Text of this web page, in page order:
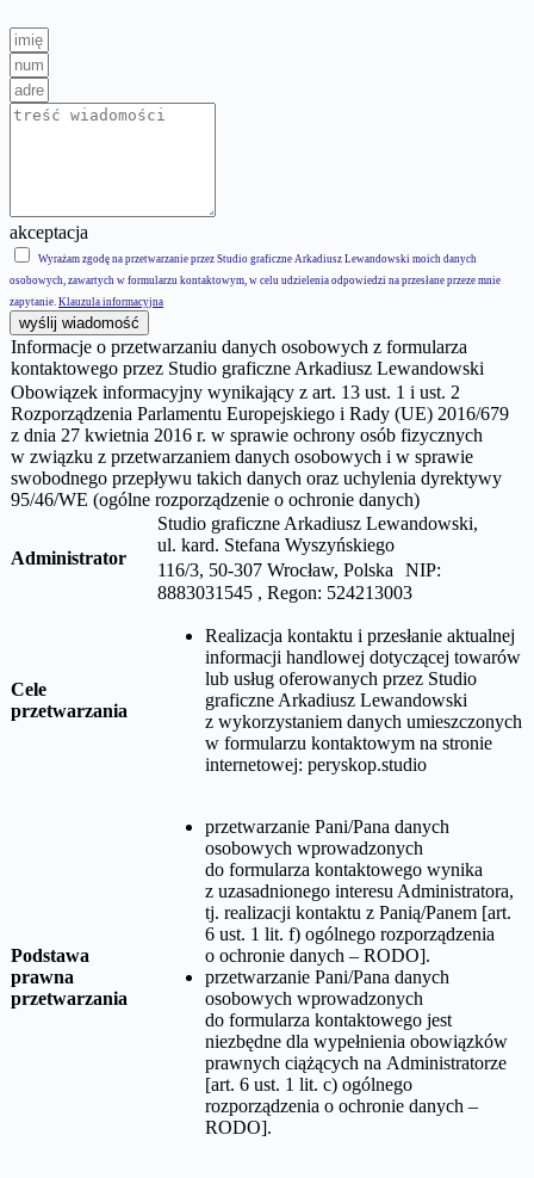
akceptacja
Wyrażam zgodę na przetwarzanie przez Studio graficzne Arkadiusz Lewandowski moich danych
osobowych, zawartych w formularzu kontaktowym, w celu udzielenia odpowiedzi na przesłane przeze mnie
zapytanie. Klauzula informacyjna
wyślij wiadomość
Informacje o przetwarzaniu danych osobowych z formularza
kontaktowego przez Studio graficzne Arkadiusz Lewandowski
Obowiązek informacyjny wynikający z art. 13 ust. 1 i ust. 2
Rozporządzenia Parlamentu Europejskiego i Rady (UE) 2016/679
z dnia 27 kwietnia 2016 r. w sprawie ochrony osób fizycznych
w związku z przetwarzaniem danych osobowych i w sprawie
swobodnego przepływu takich danych oraz uchylenia dyrektywy
95/46/WE (ogólne rozporządzenie o ochronie danych)
Administrator
Studio graficzne Arkadiusz Lewandowski,
ul. kard. Stefana Wyszyńskiego
116/3, 50-307 Wrocław, Polska NIP:
8883031545 , Regon: 524213003
Cele
przetwarzania
Realizacja kontaktu i przesłanie aktualnej
informacji handlowej dotyczącej towarów
lub usług oferowanych przez Studio
graficzne Arkadiusz Lewandowski
z wykorzystaniem danych umieszczonych
w formularzu kontaktowym na stronie
internetowej: peryskop.studio
Podstawa
prawna
przetwarzania
przetwarzanie Pani/Pana danych
osobowych wprowadzonych
do formularza kontaktowego wynika
z uzasadnionego interesu Administratora,
tj. realizacji kontaktu z Panią/Panem [art.
6 ust. 1 lit. f) ogólnego rozporządzenia
o ochronie danych – RODO].
przetwarzanie Pani/Pana danych
osobowych wprowadzonych
do formularza kontaktowego jest
niezbędne dla wypełnienia obowiązków
prawnych ciążących na Administratorze
[art. 6 ust. 1 lit. c) ogólnego
rozporządzenia o ochronie danych –
RODO].